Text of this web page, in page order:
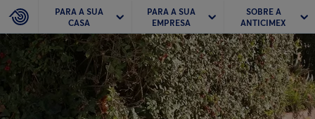
PARA A SUA
CASA
PARA A SUA
EMPRESA
SOBRE A
ANTICIMEX